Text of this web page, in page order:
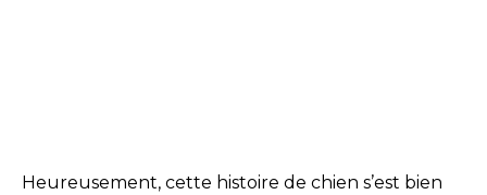
Heureusement, cette histoire de chien s’est bien